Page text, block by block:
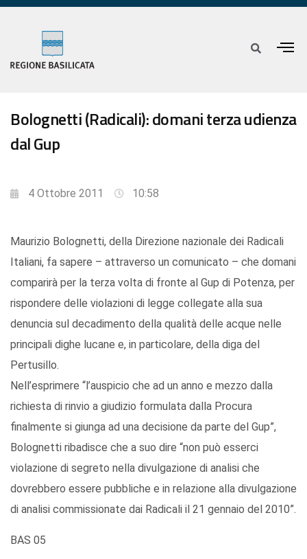
Bolognetti (Radicali): domani terza udienza
dal Gup
4 Ottobre 2011 10:58
Maurizio Bolognetti, della Direzione nazionale dei Radicali
Italiani, fa sapere – attraverso un comunicato – che domani
comparirà per la terza volta di fronte al Gup di Potenza, per
rispondere delle violazioni di legge collegate alla sua
denuncia sul decadimento della qualità delle acque nelle
principali dighe lucane e, in particolare, della diga del
Pertusillo.
Nell’esprimere “l’auspicio che ad un anno e mezzo dalla
richiesta di rinvio a giudizio formulata dalla Procura
finalmente si giunga ad una decisione da parte del Gup”,
Bolognetti ribadisce che a suo dire “non può esserci
violazione di segreto nella divulgazione di analisi che
dovrebbero essere pubbliche e in relazione alla divulgazione
di analisi commissionate dai Radicali il 21 gennaio del 2010”.
BAS 05